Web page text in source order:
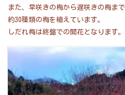
また、早咲きの梅から遅咲きの梅まで
約30種類の梅を植えています。
しだれ梅は終盤での開花となります。